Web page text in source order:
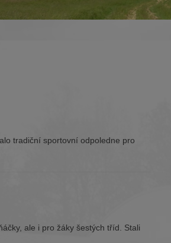
tradiční sportovní odpoledne pro
ale i pro žáky šestých tříd. Stali